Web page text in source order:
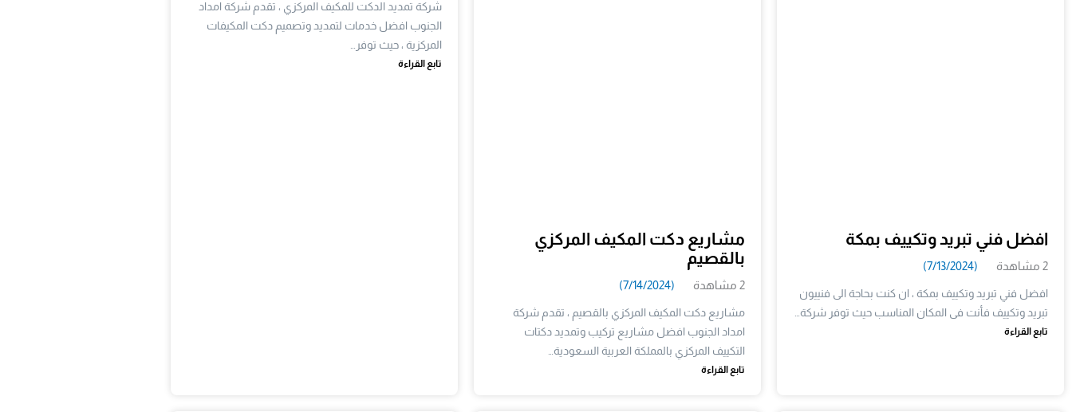
افضل فني تبريد وتكييف بمكة
2 مشاهدة (7/13/2024)
افضل فني تبريد وتكييف بمكة ، ان كنت بحاجة الى فنييون
تبريد وتكييف فأنت فى المكان المناسب حيث توفر شركة…
تابع القراءة
مشاريع دكت المكيف المركزي
بالقصيم
2 مشاهدة (7/14/2024)
مشاريع دكت المكيف المركزي بالقصيم ، تقدم شركة
امداد الجنوب افضل مشاريع تركيب وتمديد دكتات
التكييف المركزي بالمملكة العربية السعودية…
تابع القراءة
شركة تمديد الدكت للمكيف المركزي ، تقدم شركة امداد
الجنوب افضل خدمات لتمديد وتصميم دكت المكيفات
المركزية ، حيث توفر…
تابع القراءة